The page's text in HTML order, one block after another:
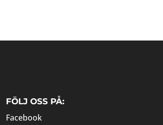
FÖLJ OSS PÅ:
Facebook